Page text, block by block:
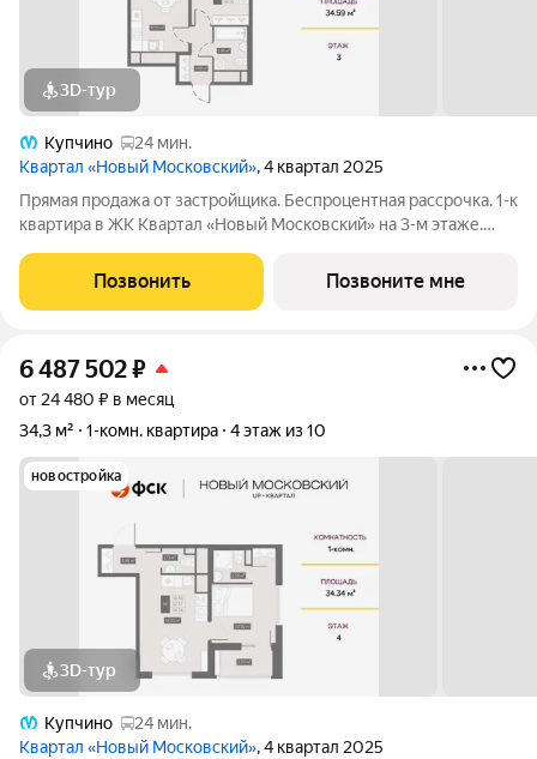
3D-тур
Купчино
24 мин.
Квартал «Новый Московский», 4 квартал 2025
Прямая продажа от застройщика. Беспроцентная рассрочка. 1-к
квартира в ЖК Квартал «Новый Московский» на 3-м этаже.
«Новый Московский» в Пушкинском районе. Этот комплекс
объединит в себе
Позвонить Позвоните мне
6 487 502₽
от 24 480 ₽ в месяц
34,3 м²
1-комн. квартира 4 этаж из 10
новостройка
3D-тур
Купчино
24 мин.
Квартал «Новый Московский», 4 квартал 2025